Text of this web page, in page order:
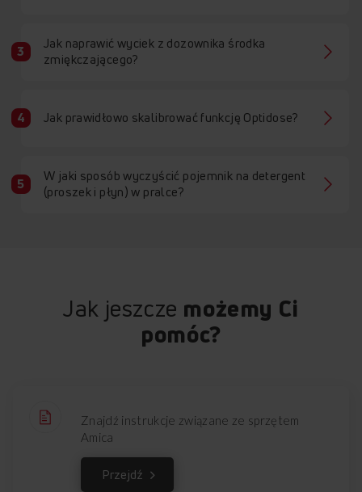
Jak naprawić wyciek z dozownika środka
zmiękczającego?
Jak prawidłowo skalibrować funkcję Optidose?
W jaki sposób wyczyścić pojemnik na detergent
(proszek i płyn) w pralce?
Jak jeszcze możemy Ci
pomóc?
Znajdź instrukcje związane ze sprzętem
Amica
Przejdź